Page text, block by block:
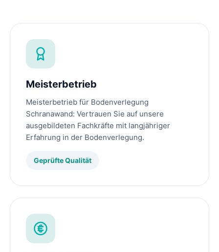
Meisterbetrieb
Meisterbetrieb für Bodenverlegung
Schranawand: Vertrauen Sie auf unsere
ausgebildeten Fachkräfte mit langjähriger
Erfahrung in der Bodenverlegung.
Geprüfte Qualität